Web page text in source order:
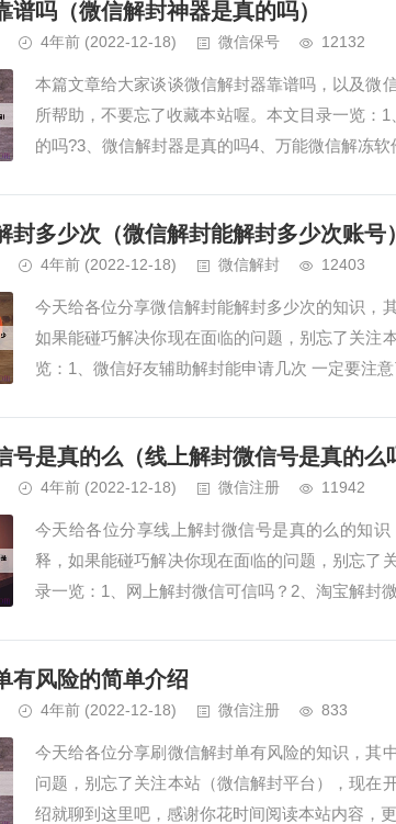
谱吗（微信解封神器是真的吗）
4年前 (2022-12-18) 微信保号 12132
本篇文章给大家谈谈微信解封器靠谱吗，以及微
所帮助，不要忘了收藏本站喔。本文目录一览：
的吗?3、微信解封器是真的吗4、万能微信解冻
封多少次（微信解封能解封多少次账号）
4年前 (2022-12-18) 微信解封 12403
今天给各位分享微信解封能解封多少次的知识，
如果能碰巧解决你现在面临的问题，别忘了关注
览：1、微信好友辅助解封能申请几次 一定要注
号是真的么（线上解封微信号是真的么
4年前 (2022-12-18) 微信注册 11942
今天给各位分享线上解封微信号是真的么的知
释，如果能碰巧解决你现在面临的问题，别忘了
录一览：1、网上解封微信可信吗？2、淘宝解封
有风险的简单介绍
4年前 (2022-12-18) 微信注册 833
今天给各位分享刷微信解封单有风险的知识，其
问题，别忘了关注本站（微信解封平台），现在
绍就聊到这里吧，感谢你花时间阅读本站内容，